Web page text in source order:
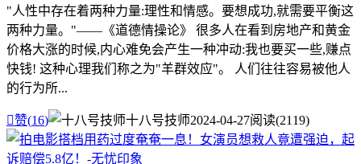
"人性中存在着两种力量:理性和情感。要想成功,就需要平衡这
两种力量。"——《道德情操论》 很多人在看到房地产和黄金
价格大涨的时候,内心难免会产生一种冲动:我也要买一些,赚点
快钱! 这种心理我们称之为"羊群效应"。 人们往往容易被他人
的行为所...
赞(16) 十八号技师2024-04-27阅读(2119)